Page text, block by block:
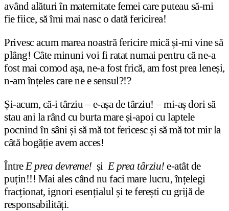
având alături în maternitate femei care puteau să-mi
fie fiice, să îmi mai nasc o dată fericirea!
Privesc acum marea noastră fericire mică și-mi vine să
plâng! Câte minuni voi fi ratat numai pentru că ne-a
fost mai comod așa, ne-a fost frică, am fost prea leneși,
n-am înțeles care ne e sensul?!?
Și-acum, că-i târziu – e-așa de târziu! – mi-aș dori să
stau ani la rând cu burta mare și-apoi cu laptele
pocnind în sâni și să mă tot fericesc și să mă tot mir la
câtă bogăție avem acces!
Între E prea devreme! și E prea târziu! e-atât de
puțin!!! Mai ales când nu faci mare lucru, înțelegi
fracționat, ignori esențialul și te ferești cu grijă de
responsabilități.